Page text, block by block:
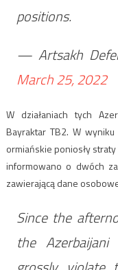
positions.
— Artsakh
March 25, 2022
W działaniach tych
Bayraktar TB2. W
ormiańskie poniosły
informowano o dwóch
zawierającą dane
Since the
the